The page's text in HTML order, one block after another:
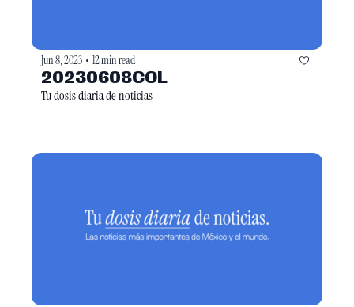
Jun 8, 2023 • 12 min read
20230608COL
Tu dosis diaria de noticias